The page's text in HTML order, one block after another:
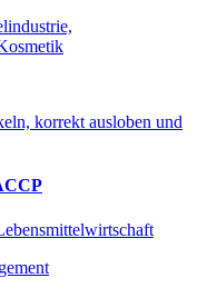
korrekt ausloben und